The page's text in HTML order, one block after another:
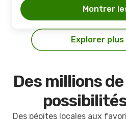
Montrer
Explorer
Des millions
Des pépites locales aux